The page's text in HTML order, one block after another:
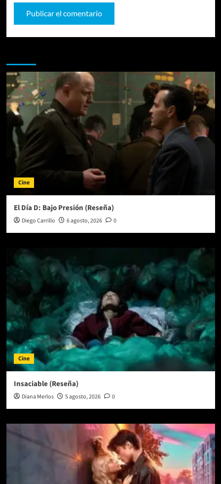
Cine
El Día D: Bajo Presión (Reseña)
Diego Carrillo 6 agosto, 2026 0
Cine
Insaciable (Reseña)
Diana Merlos 5 agosto, 2026 0